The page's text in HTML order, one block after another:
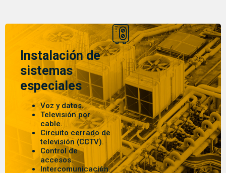
Instalación de
sistemas
especiales
Voz y datos.
Televisión por
cable.
Circuito cerrado de
televisión (CCTV).
Control de
accesos.
Intercomunicación.